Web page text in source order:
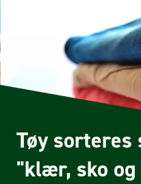
Tøy sorteres
"klær, sko